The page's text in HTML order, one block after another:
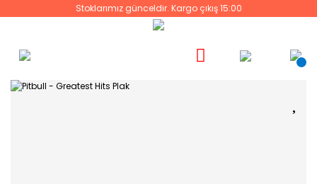
Stoklarımız günceldir. Kargo çıkış 15:00